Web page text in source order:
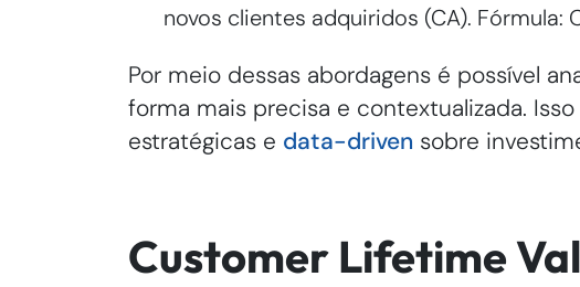
novos clientes adquiridos (CA). Fórmula:
Por meio dessas abordagens é possível
forma mais precisa e contextualizada.
estratégicas e data-driven sobre
Customer Lifetime